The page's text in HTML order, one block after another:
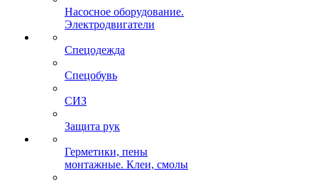
Насосное оборудование.
Электродвигатели
Спецодежда
Спецобувь
СИЗ
Защита рук
Герметики, пены
монтажные. Клеи, смолы